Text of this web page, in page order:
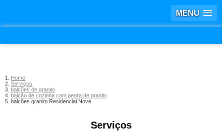
MENU
Home
Serviços
balcões de granito
balcão de cozinha com pedra de granito
balcões granito Residencial Nove
Serviços